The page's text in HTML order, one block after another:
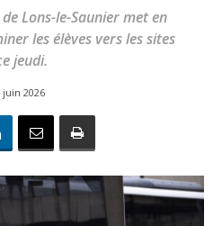
Lons-le-Saunier met en
les élèves vers les sites
jeudi.
juin 2026